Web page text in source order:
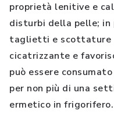
proprietà lenitive e
disturbi della pelle; in
taglietti e scottature
cicatrizzante e
può essere
per non più di una
ermetico in